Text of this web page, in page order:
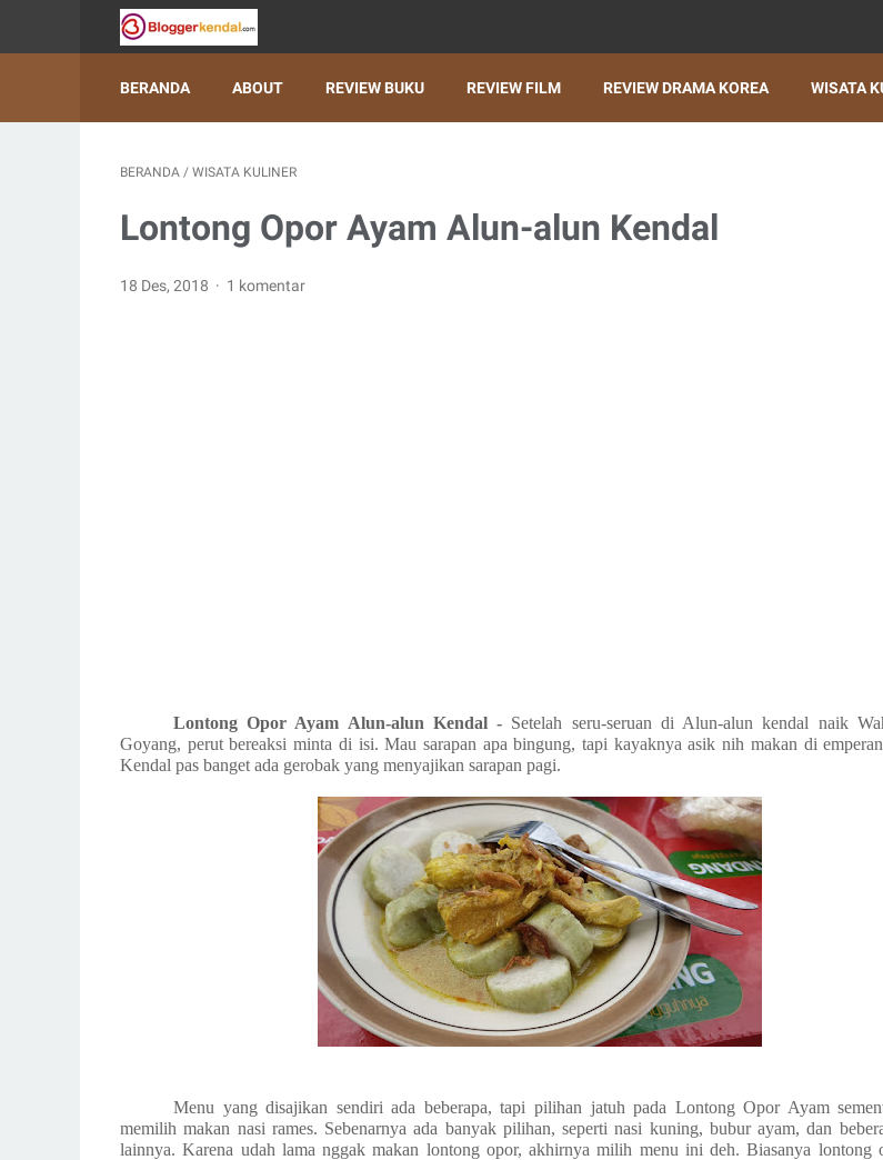
BERANDA ABOUT REVIEW BUKU REVIEW FILM REVIEW DRAMA KOREA WISATA
BERANDA / WISATA KULINER
Lontong Opor Ayam Alun-alun Kendal
18 Des, 2018 1 komentar
Lontong Opor Ayam Alun-alun Kendal - Setelah seru-seruan di Alun-alun kendal naik
Goyang, perut bereaksi minta di isi. Mau sarapan apa bingung, tapi kayaknya asik nih makan di
Kendal pas banget ada gerobak yang menyajikan sarapan pagi.
Menu yang disajikan sendiri ada beberapa, tapi pilihan jatuh pada Lontong Opor Ayam
memilih makan nasi rames. Sebenarnya ada banyak pilihan, seperti nasi kuning, bubur ayam, dan
lainnya. Karena udah lama nggak makan lontong opor, akhirnya milih menu ini deh. Biasanya lontong